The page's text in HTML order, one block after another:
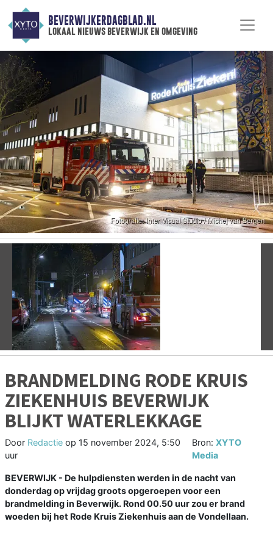
BEVERWIJKERDAGBLAD.NL
lokaal nieuws beverwijk en omgeving
Vorige
BRANDMELDING RODE KRUIS
ZIEKENHUIS BEVERWIJK
BLIJKT WATERLEKKAGE
Door Redactie op 15 november 2024, 5:50
uur
Bron:XYTO
Media
BEVERWIJK - De hulpdiensten werden in de nacht van
donderdag op vrijdag groots opgeroepen voor een
brandmelding in Beverwijk. Rond 00.50 uur zou er brand
woeden bij het Rode Kruis Ziekenhuis aan de Vondellaan.